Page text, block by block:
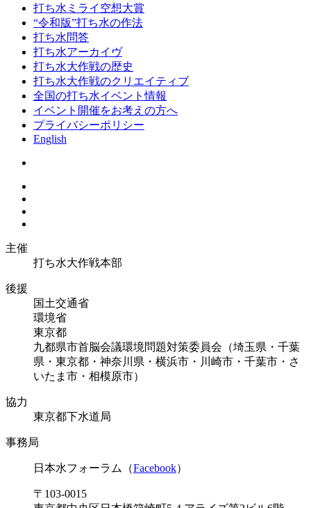
打ち水ミライ空想大賞
“令和版”打ち水の作法
打ち水問答
打ち水アーカイヴ
打ち水大作戦の歴史
打ち水大作戦のクリエイティブ
全国の打ち水イベント情報
イベント開催をお考えの方へ
プライバシーポリシー
English
主催
打ち水大作戦本部
後援
国土交通省
環境省
東京都
九都県市首脳会議環境問題対策委員会（埼玉県・千葉
県・東京都・神奈川県・横浜市・川崎市・千葉市・さ
いたま市・相模原市）
協力
東京都下水道局
事務局
日本水フォーラム（Facebook）
〒103-0015